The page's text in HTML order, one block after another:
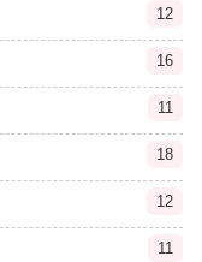
12
16
11
18
12
11